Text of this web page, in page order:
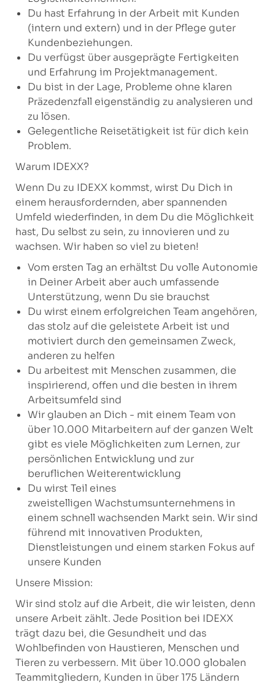
Du hast Erfahrung in der Arbeit mit Kunden
(intern und extern) und in der Pflege guter
Kundenbeziehungen.
Du verfügst über ausgeprägte Fertigkeiten
und Erfahrung im Projektmanagement.
Du bist in der Lage, Probleme ohne klaren
Präzedenzfall eigenständig zu analysieren und
zu lösen.
Gelegentliche Reisetätigkeit ist für dich kein
Problem.
Warum IDEXX?
Wenn Du zu IDEXX kommst, wirst Du Dich in
einem herausfordernden, aber spannenden
Umfeld wiederfinden, in dem Du die Möglichkeit
hast, Du selbst zu sein, zu innovieren und zu
wachsen. Wir haben so viel zu bieten!
Vom ersten Tag an erhältst Du volle Autonomie
in Deiner Arbeit aber auch umfassende
Unterstützung, wenn Du sie brauchst
Du wirst einem erfolgreichen Team angehören,
das stolz auf die geleistete Arbeit ist und
motiviert durch den gemeinsamen Zweck,
anderen zu helfen
Du arbeitest mit Menschen zusammen, die
inspirierend, offen und die besten in ihrem
Arbeitsumfeld sind
Wir glauben an Dich - mit einem Team von
über 10.000 Mitarbeitern auf der ganzen Welt
gibt es viele Möglichkeiten zum Lernen, zur
persönlichen Entwicklung und zur
beruflichen Weiterentwicklung
Du wirst Teil eines
zweistelligen Wachstumsunternehmens in
einem schnell wachsenden Markt sein. Wir sind
führend mit innovativen Produkten,
Dienstleistungen und einem starken Fokus auf
unsere Kunden
Unsere Mission:
Wir sind stolz auf die Arbeit, die wir leisten, denn
unsere Arbeit zählt. Jede Position bei IDEXX
trägt dazu bei, die Gesundheit und das
Wohlbefinden von Haustieren, Menschen und
Tieren zu verbessern. Mit über 10.000 globalen
Teammitgliedern, Kunden in über 175 Ländern